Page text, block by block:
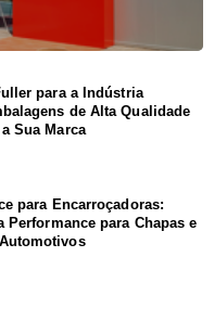
para a Indústria
de Alta Qualidade
Sua Marca
para Encarroçadoras:
Performance para Chapas e